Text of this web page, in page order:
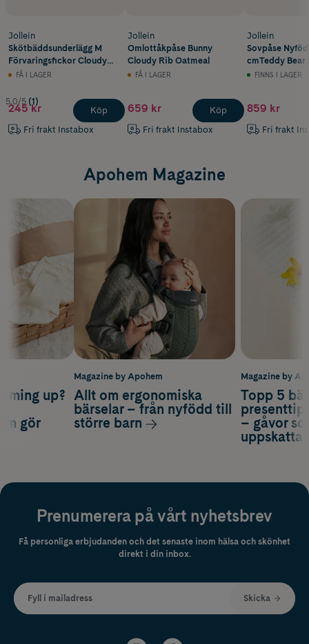
Jollein
Skötbäddsunderlägg M
Förvaringsfickor Cloudy
Rib Oatmeal
FÅ I LAGER
5.0/5 (1)
245 kr
Fri frakt Instabox
Köp
Jollein
Omlottåkpåse Bunny
Cloudy Rib Oatmeal
FÅ I LAGER
659 kr
Fri frakt Instabox
Köp
Jollein
Sovpåse
cmTeddy Bear
FINNS I LAGER
859 kr
Fri frakt
Apohem Magazine
Magazine by
Topp 5
– gåvor
up?
gör
Magazine by Apohem
Allt om ergonomiska
bärselar – från nyfödd till
större barn
Prenumerera på vårt nyhetsbrev
Få personliga erbjudanden och det senaste inom hälsa och skönhet
direkt i din inbox.
Fyll i mailadress Skicka